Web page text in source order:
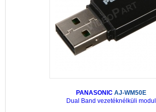
PANASONIC AJ-WM50E
Dual Band vezetéknélküli modul